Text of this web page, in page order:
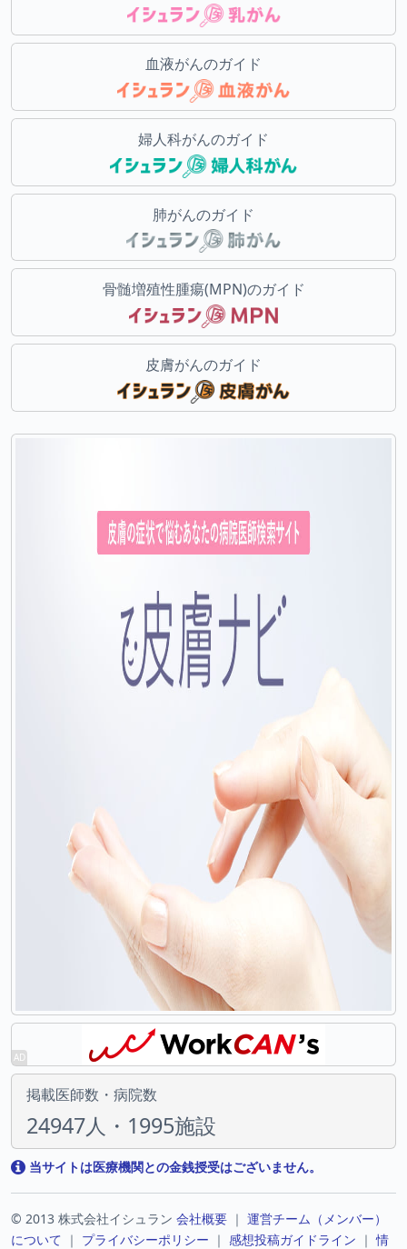
血液がんのガイド
婦人科がんのガイド
肺がんのガイド
骨髄増殖性腫瘍(MPN)のガイド
皮膚がんのガイド
掲載医師数・病院数
24947人・1995施設
当サイトは医療機関との金銭授受はございません。
© 2013 株式会社イシュラン 会社概要 ｜ 運営チーム（メンバー）
について ｜ プライバシーポリシー ｜ 感想投稿ガイドライン ｜情